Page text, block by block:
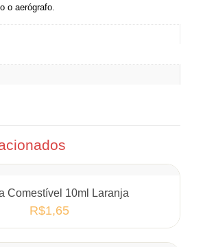
o aerógrafo.
Comestível 10ml Laranja
R$1,65